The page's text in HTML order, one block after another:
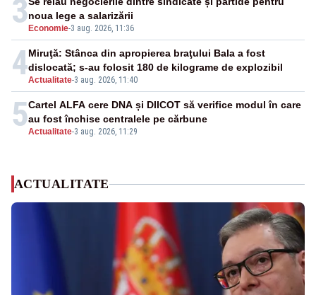
3 Economie-3 aug. 2026, 11:36
noua lege a salarizării
4Actualitate-3 aug. 2026, 11:40
Miruţă: Stânca din apropierea braţului Bala a fost
dislocată; s-au folosit 180 de kilograme de explozibil
5Actualitate-3 aug. 2026, 11:29
Cartel ALFA cere DNA și DIICOT să verifice modul în care
au fost închise centralele pe cărbune
ACTUALITATE